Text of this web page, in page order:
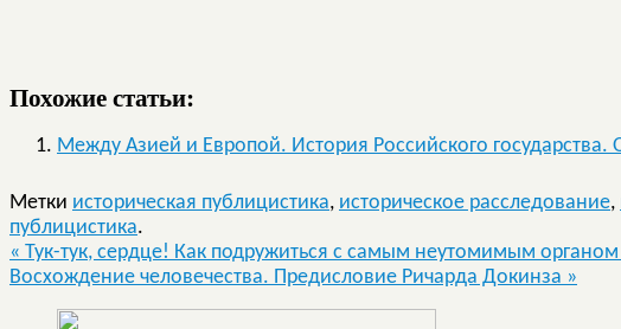
Похожие статьи:
Между Азией и Европой. История Российского государства.
Метки историческая публицистика, историческое расследование,
публицистика.
« Тук-тук, сердце! Как подружиться с самым неутомимым органом
Восхождение человечества. Предисловие Ричарда Докинза »